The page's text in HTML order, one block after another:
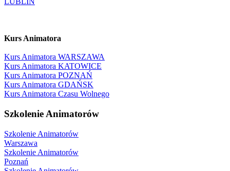
Kurs Animatora
Kurs Animatora WARSZAWA
Kurs Animatora KATOWICE
Kurs Animatora POZNAŃ
Kurs Animatora GDAŃSK
Kurs Animatora Czasu Wolnego
Szkolenie Animatorów
Szkolenie Animatorów
Warszawa
Szkolenie Animatorów
Poznań